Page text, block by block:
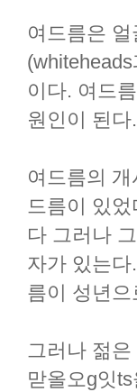
여드름은
이다. 여드
원인이 된
여드름의
드름이 있
다 그러나
자가 있는
름이 성년
그러나 젊
맏올오g잇